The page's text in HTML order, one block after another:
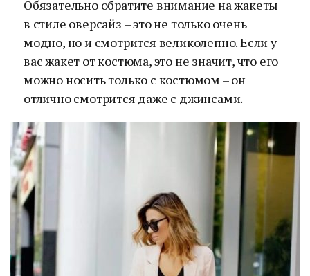
Обязательно обратите внимание на жакеты
в стиле оверсайз – это не только очень
модно, но и смотрится великолепно. Если у
вас жакет от костюма, это не значит, что его
можно носить только с костюмом – он
отлично смотрится даже с джинсами.